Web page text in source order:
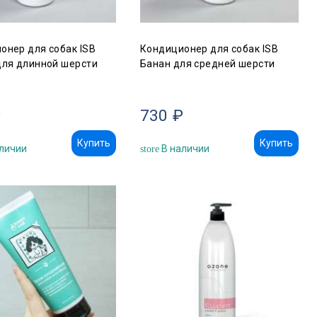
для собак ISB
длинной шерсти
Купить
Кондиционер для собак ISB
Банан для средней шерсти
730 ₽
store В наличии Купить